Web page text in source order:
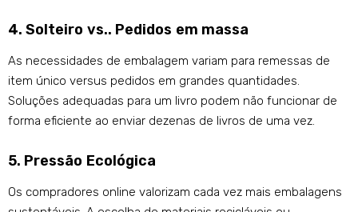
4. Solteiro vs.. Pedidos em massa
As necessidades de embalagem variam para remessas de
item único versus pedidos em grandes quantidades.
Soluções adequadas para um livro podem não funcionar de
forma eficiente ao enviar dezenas de livros de uma vez.
5. Pressão Ecológica
Os compradores online valorizam cada vez mais embalagens